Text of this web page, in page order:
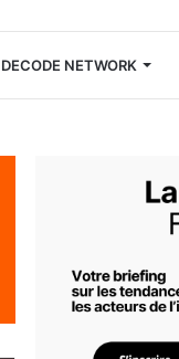
DECODE NETWORK